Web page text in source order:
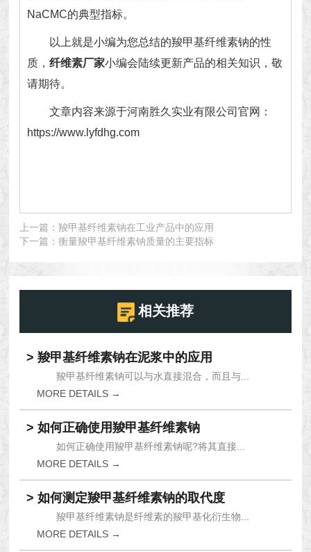
NaCMC的典型指标。
以上就是小编为您总结的羧甲基纤维素钠的性
质，纤维素厂家小编会陆续更新产品的相关知识，敬
请期待。
文章内容来源于河南胜久实业有限公司官网：
https://www.lyfdhg.com
上一篇：羧甲基纤维素钠在工业产品中的应用
下一篇：衡量羧甲基纤维素钠质量的主要指标
相关推荐
> 羧甲基纤维素钠在泥浆中的应用
羧甲基纤维素钠可以与水直接混合，而且与...
MORE DETAILS →
> 如何正确使用羧甲基纤维素钠
如何正确使用羧甲基纤维素钠呢?将其直接...
MORE DETAILS →
> 如何测定羧甲基纤维素钠的取代度
羧甲基纤维素钠是纤维素的羧甲基化衍生物...
MORE DETAILS →